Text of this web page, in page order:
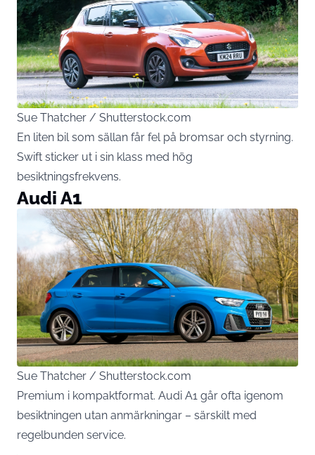
Sue Thatcher / Shutterstock.com
En liten bil som sällan får fel på bromsar och styrning.
Swift sticker ut i sin klass med hög
besiktningsfrekvens.
Audi A1
Sue Thatcher / Shutterstock.com
Premium i kompaktformat. Audi A1 går ofta igenom
besiktningen utan anmärkningar – särskilt med
regelbunden service.